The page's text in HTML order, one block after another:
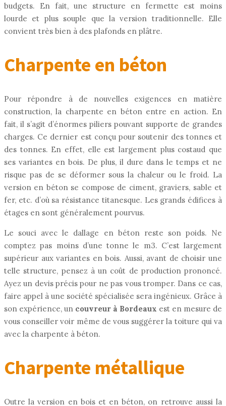
budgets. En fait, une structure en fermette est moins
lourde et plus souple que la version traditionnelle. Elle
convient très bien à des plafonds en plâtre.
Charpente en béton
Pour répondre à de nouvelles exigences en matière
construction, la charpente en béton entre en action. En
fait, il s’agit d’énormes piliers pouvant supporte de grandes
charges. Ce dernier est conçu pour soutenir des tonnes et
des tonnes. En effet, elle est largement plus costaud que
ses variantes en bois. De plus, il dure dans le temps et ne
risque pas de se déformer sous la chaleur ou le froid. La
version en béton se compose de ciment, graviers, sable et
fer, etc. d’où sa résistance titanesque. Les grands édifices à
étages en sont généralement pourvus.
Le souci avec le dallage en béton reste son poids. Ne
comptez pas moins d’une tonne le m3. C’est largement
supérieur aux variantes en bois. Aussi, avant de choisir une
telle structure, pensez à un coût de production prononcé.
Ayez un devis précis pour ne pas vous tromper. Dans ce cas,
faire appel à une société spécialisée sera ingénieux. Grâce à
son expérience, un couvreur à Bordeaux est en mesure de
vous conseiller voir même de vous suggérer la toiture qui va
avec la charpente à béton.
Charpente métallique
Outre la version en bois et en béton, on retrouve aussi la